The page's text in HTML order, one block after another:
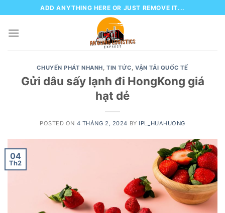
to
content
ADD ANYTHING HERE OR JUST REMOVE IT...
CHUYỂN PHÁT NHANH,TIN TỨC,VẬN TẢI QUỐC TẾ
Gửi dâu sấy lạnh đi HongKong giá
hạt dẻ
POSTED ON 4 THÁNG 2, 2024 BY IPL_HUAHUONG
04
Th2